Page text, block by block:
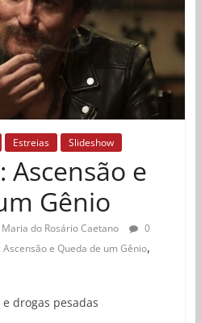
Estreias Slideshow
Ascensão e
Gênio
Maria do Rosário Caetano
0
Ascensão e Queda de um Gênio,
drogas pesadas